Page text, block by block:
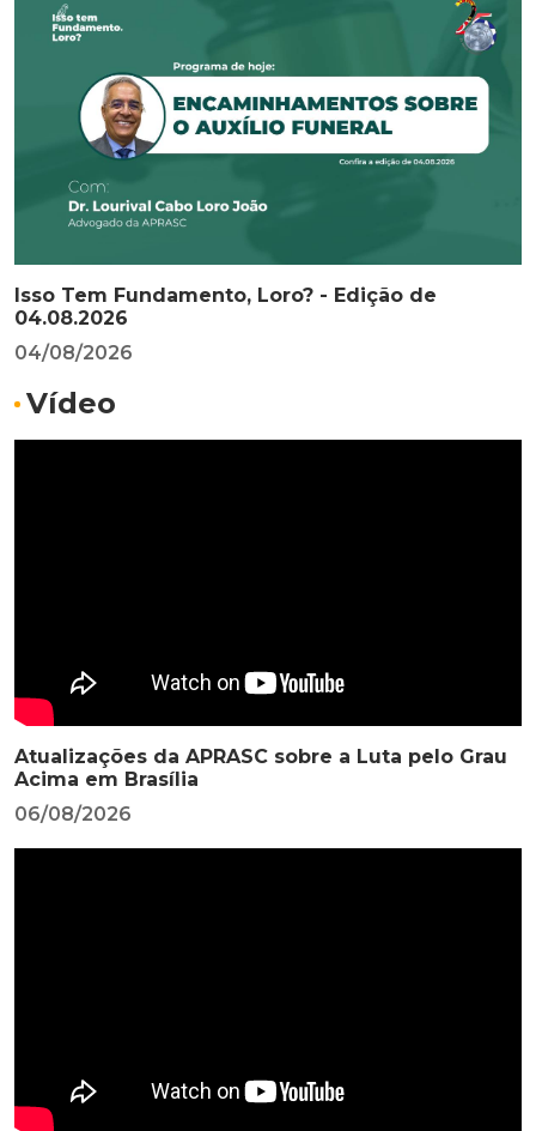
Isso Tem Fundamento, Loro? - Edição de
04.08.2026
04/08/2026
Vídeo
Atualizações da APRASC sobre a Luta pelo Grau
Acima em Brasília
06/08/2026